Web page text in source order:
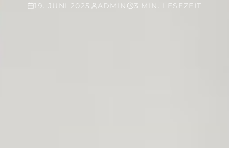
19. JUNI 2025 ADMIN 3 MIN. LESEZEIT